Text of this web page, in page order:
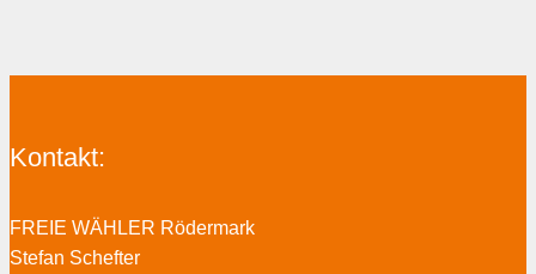
Kontakt:
FREIE WÄHLER Rödermark
Stefan Schefter